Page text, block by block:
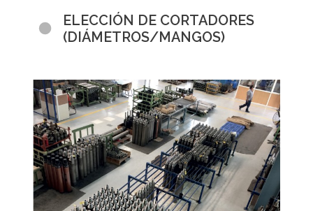
ELECCIÓN DE CORTADORES
(DIÁMETROS/MANGOS)